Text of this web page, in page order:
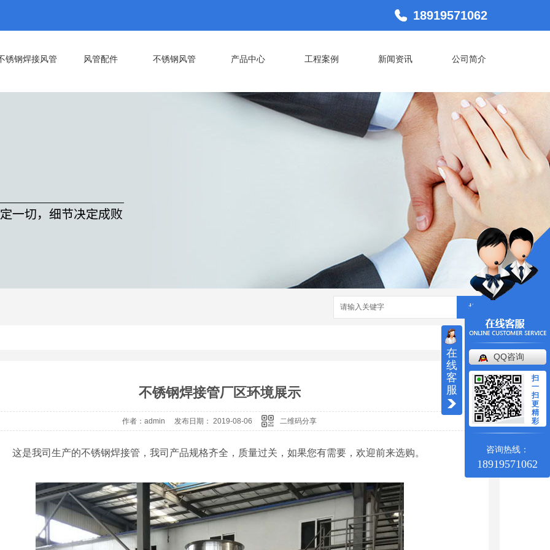
18919571062
锈钢焊接风管 风管配件 不锈钢风管 产品中心 工程案例 新闻资讯 公司简介
搜索
不锈钢焊接管厂区环境展示
作者：admin 发布日期： 2019-08-06 二维码分享
这是我司生产的不锈钢焊接管，我司产品规格齐全，质量过关，如果您有需要，欢迎前来选购。
在
线
客
服
QQ咨询
扫
一
扫
更
精
彩
咨询热线：
18919571062